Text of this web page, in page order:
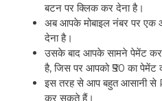
बटन पर क्लिक कर देना है।
अब आपके मोबाइल नंबर पर एक
देना है।
उसके बाद आपके सामने पेमेंट
है, जिस पर आपको ₹50 का पेमेंट
इस तरह से आप बहुत आसानी
कर सकते हैं।